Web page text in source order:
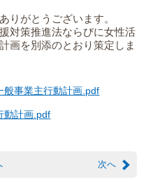
りがとうございます。
対策推進法ならびに女性活
画を別添のとおり策定しま
般事業主行動計画.pdf
動計画.pdf
次へ